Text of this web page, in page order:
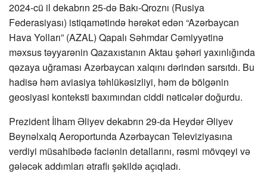
2024-cü il dekabrın 25-də Bakı-Qroznı (Rusiya
Federasiyası) istiqamətində hərəkət edən “Azərbaycan
Hava Yolları” (AZAL) Qapalı Səhmdar Cəmiyyətinə
məxsus təyyarənin Qazaxıstanın Aktau şəhəri yaxınlığında
qəzaya uğraması Azərbaycan xalqını dərindən sarsıtdı. Bu
hadisə həm aviasiya təhlükəsizliyi, həm də bölgənin
geosiyasi konteksti baxımından ciddi nəticələr doğurdu.
Prezident İlham Əliyev dekabrın 29-da Heydər Əliyev
Beynəlxalq Aeroportunda Azərbaycan Televiziyasına
verdiyi müsahibədə faciənin detallarını, rəsmi mövqeyi və
gələcək addımları ətraflı şəkildə açıqladı.